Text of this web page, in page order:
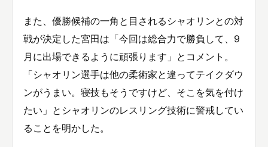
また、優勝候補の一角と目されるシャオリンとの対
戦が決定した宮田は「今回は総合力で勝負して、9
月に出場できるように頑張ります」とコメント。
「シャオリン選手は他の柔術家と違ってテイクダウ
ンがうまい。寝技もそうですけど、そこを気を付け
たい」とシャオリンのレスリング技術に警戒してい
ることを明かした。